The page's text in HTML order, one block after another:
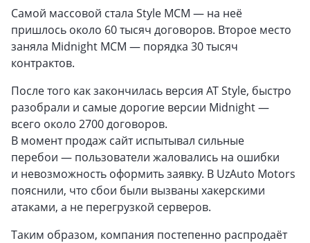
Самой массовой стала Style MCM — на неё
пришлось около 60 тысяч договоров. Второе место
заняла Midnight MCM — порядка 30 тысяч
контрактов.
После того как закончилась версия AT Style, быстро
разобрали и самые дорогие версии Midnight —
всего около 2700 договоров.
В момент продаж сайт испытывал сильные
перебои — пользователи жаловались на ошибки
и невозможность оформить заявку. В UzAuto Motors
пояснили, что сбои были вызваны хакерскими
атаками, а не перегрузкой серверов.
Таким образом, компания постепенно распродаёт